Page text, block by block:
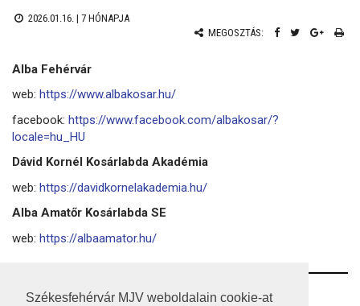
Székesfehérvár MJV weboldalain cookie-at
2026.01.16. | 7 HÓNAPJA
MEGOSZTÁS:
Alba Fehérvár
web: https://www.albakosar.hu/
facebook: https://www.facebook.com/albakosar/?
locale=hu_HU
Dávid Kornél Kosárlabda Akadémia
web: https://davidkornelakademia.hu/
Alba Amatőr Kosárlabda SE
web: https://albaamator.hu/
RSS